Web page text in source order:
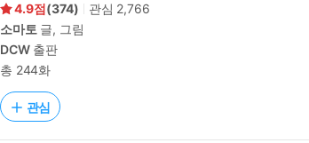
4.9 (374) 관심 2,766
소마토 글, 그림
DCW출판
총 244화
관심